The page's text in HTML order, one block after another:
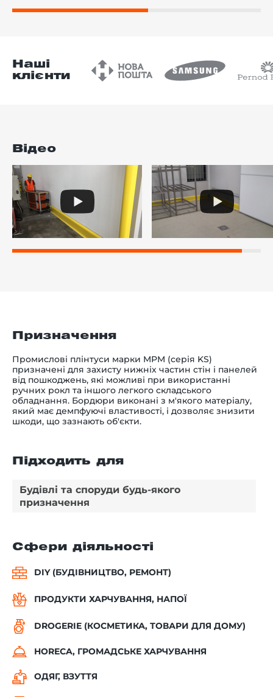
Наші
клієнти
Відео
Призначення
Промислові плінтуси марки MPM (серія KS)
призначені для захисту нижніх частин стін і панелей
від пошкоджень, які можливі при використанні
ручних рокл та іншого легкого складського
обладнання. Бордюри виконані з м'якого матеріалу,
який має демпфуючі властивості, і дозволяє знизити
шкоди, що зазнають об'єкти.
Підходить для
Будівлі та споруди будь-якого
призначення
Сфери діяльності
DIY (БУДІВНИЦТВО, РЕМОНТ)
ПРОДУКТИ ХАРЧУВАННЯ, НАПОЇ
DROGERIE (КОСМЕТИКА, ТОВАРИ ДЛЯ ДОМУ)
HORECA, ГРОМАДСЬКЕ ХАРЧУВАННЯ
ОДЯГ, ВЗУТТЯ